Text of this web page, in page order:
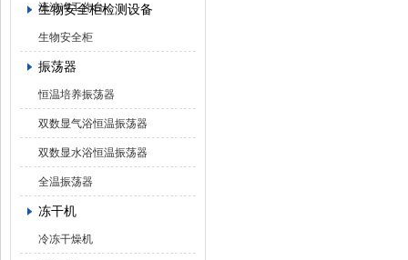
流洁净工作台
生物安全柜检测设备
生物安全柜
振荡器
恒温培养振荡器
双数显气浴恒温振荡器
双数显水浴恒温振荡器
全温振荡器
冻干机
冷冻干燥机